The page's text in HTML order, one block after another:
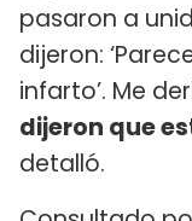
pasaron a
dijeron:
infarto’. Me
dijeron que
detalló.